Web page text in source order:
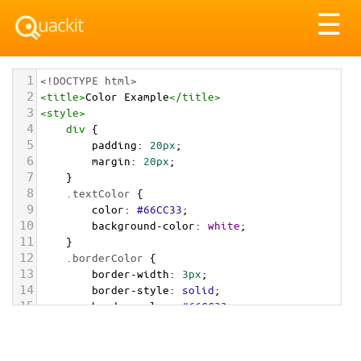
☰
1 <!DOCTYPE html>
2 <title>Color Example</title>
3 <style>
4 div {
5 padding: 20px;
6 margin: 20px;
7 }
8 .textColor {
9 color: #66CC33;
10 background-color: white;
11 }
12 .borderColor {
13 border-width: 3px;
14 border-style: solid;
15 border-color: #66CC33;